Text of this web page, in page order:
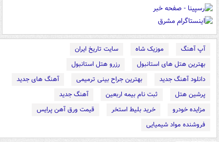
آپ آهنگ موزیک شاه
سایت تاریخ ایران
بهترین هتل های استانبول
رزرو هتل استانبول
دانلود آهنگ جدید
بهترین جراح بینی ترمیمی
آهنگ های جدید
پرشین هتل
ثبت نام بیمه اربعین
آهنگ جدید
مزایده خودرو
خرید بلیط استخر
قیمت ورق آهن پرایس
فروشنده مواد شیمیایی